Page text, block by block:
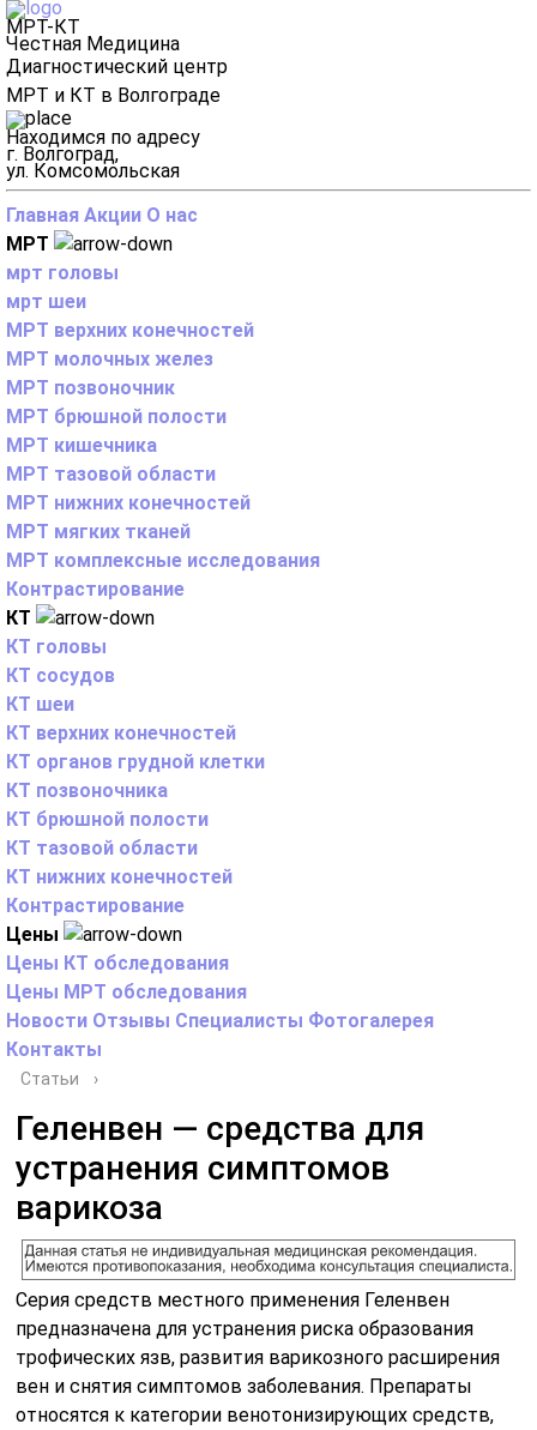
МРТ-КТ
Честная Медицина
Диагностический центр
МРТ и КТ в Волгограде
Находимся по адресу
г. Волгоград,
ул. Комсомольская
Главная Акции О нас
МРТ
мрт головы
мрт шеи
МРТ верхних конечностей
МРТ молочных желез
МРТ позвоночник
МРТ брюшной полости
МРТ кишечника
МРТ тазовой области
МРТ нижних конечностей
МРТ мягких тканей
МРТ комплексные исследования
Контрастирование
КТ
КТ головы
КТ сосудов
КТ шеи
КТ верхних конечностей
КТ органов грудной клетки
КТ позвоночника
КТ брюшной полости
КТ тазовой области
КТ нижних конечностей
Контрастирование
Цены
Цены КТ обследования
Цены МРТ обследования
Новости Отзывы Специалисты Фотогалерея
Контакты
Статьи ›
Геленвен — средства для
устранения симптомов
варикоза
Серия средств местного применения Геленвен
предназначена для устранения риска образования
трофических язв, развития варикозного расширения
вен и снятия симптомов заболевания. Препараты
относятся к категории венотонизирующих средств,